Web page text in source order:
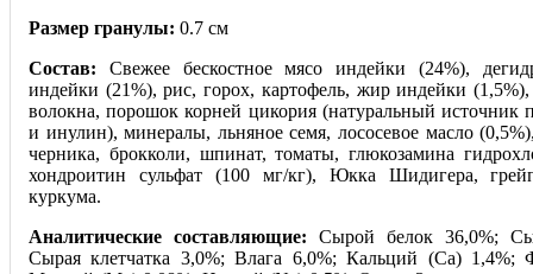
Размер гранулы: 0.7 см
Состав: Свежее бескостное мясо индейки (24%),
индейки (21%), рис, горох, картофель, жир индейки
волокна, порошок корней цикория (натуральный источник
и инулин), минералы, льняное семя, лососевое масло
черника, брокколи, шпинат, томаты, глюкозамина
хондроитин сульфат (100 мг/кг), Юкка Шидигера,
куркума.
Аналитические составляющие: Сырой белок 36,0%;
Сырая клетчатка 3,0%; Влага 6,0%; Кальций (Са) 1,4%;